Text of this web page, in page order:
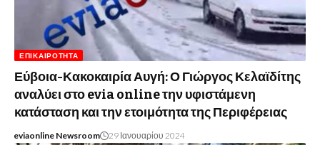
ΕΠΙΚΑΙΡΌΤΗΤΑ
Εύβοια-Κακοκαιρία Αυγή: Ο Γιώργος Κελαϊδίτης
αναλύει στο evia online την υφιστάμενη
κατάσταση και την ετοιμότητα της Περιφέρειας
eviaonline Newsroom 29 Ιανουαρίου 2024